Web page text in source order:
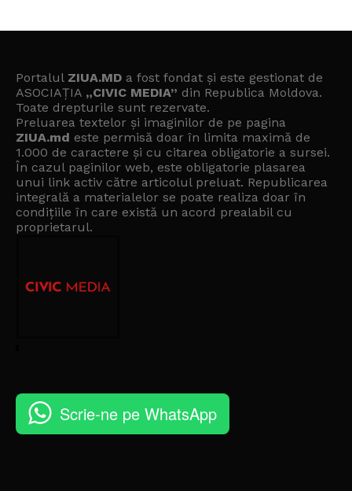
Portalul ZIUA.MD a fost fondat și este gestionat de
ASOCIAȚIA „CIVIC MEDIA” din Republica Moldova.
Toate drepturile sunt rezervate.
Preluarea textelor și imaginilor de pe pagina
ZIUA.md este permisă doar în limita maximă de
1.000 de caractere și cu citarea obligatorie a sursei.
În cazul paginilor web, este obligatorie plasarea
unui link activ către articolul preluat. Republicarea
integrală a materialelor se poate realiza doar în
condițiile în care există un acord prealabil cu
proprietarul.
Scrie-ne pe WhatsApp